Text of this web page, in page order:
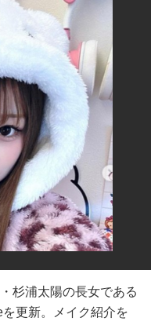
杉浦太陽の長女である
更新。メイク紹介を